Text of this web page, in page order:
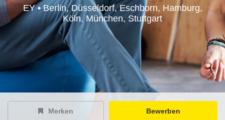
EY Careers Spotlight
der Karriere-Podcast
EY Joblight
EY • Berlin, Düsseldorf, Eschborn, Hamburg,
Köln, München, Stuttgart
Merken Bewerben